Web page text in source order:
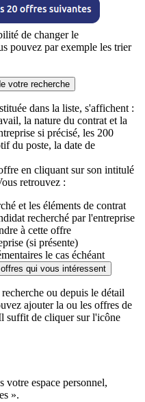
de changer le
pouvez par exemple les trier
votre recherche
dans la liste, s'affichent :
la nature du contrat et la
si précisé, les 200
du poste, la date de
en cliquant sur son intitulé
retrouvez :
et les éléments de contrat
recherché par l'entreprise
à cette offre
(si présente)
le cas échéant
qui vous intéressent
ou depuis le détail
ajouter la ou les offres de
suffit de cliquer sur l'icône
votre espace personnel,
».